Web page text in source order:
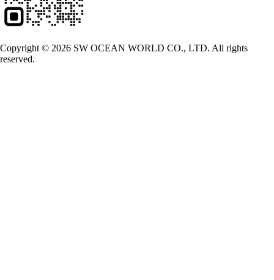
Copyright © 2026 SW OCEAN WORLD CO., LTD. All rights
reserved.